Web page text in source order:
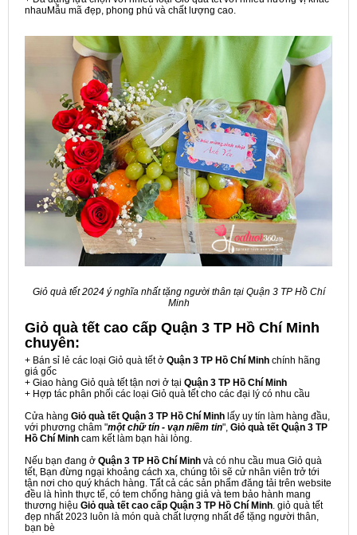
nhauMẫu mã đẹp, phong phú và chất lượng cao.
Giỏ quà tết 2024 ý nghĩa nhất tặng người thân tại Quận 3 TP Hồ Chí
Minh
Giỏ quà tết cao cấp Quận 3 TP Hồ Chí Minh
chuyên:
+ Bán sỉ lẻ các loại Giỏ quà tết ở Quận 3 TP Hồ Chí Minh chính hãng
giá gốc
+ Giao hàng Giỏ quà tết tận nơi ở tại Quận 3 TP Hồ Chí Minh
+ Hợp tác phân phối các loại Giỏ quà tết cho các đại lý có nhu cầu
Cửa hàng Giỏ quà tết Quận 3 TP Hồ Chí Minh lấy uy tín làm hàng đầu,
với phương châm "một chữ tín - vạn niềm tin", Giỏ quà tết Quận 3 TP
Hồ Chí Minh cam kết làm bạn hài lòng.
Nếu bạn đang ở Quận 3 TP Hồ Chí Minh và có nhu cầu mua Giỏ quà
tết, Bạn đừng ngại khoảng cách xa, chúng tôi sẽ cử nhân viên trở tới
tận nơi cho quý khách hàng. Tất cả các sản phẩm đăng tải trên website
đều là hình thực tế, có tem chống hàng giả và tem bảo hành mang
thương hiệu Giỏ quà tết cao cấp Quận 3 TP Hồ Chí Minh. giỏ quà tết
đẹp nhất 2023 luôn là món quà chất lượng nhất để tặng người thân,
bạn bè